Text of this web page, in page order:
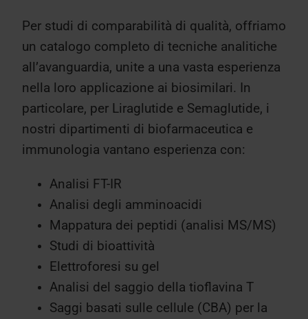
Per studi di comparabilità di qualità, offriamo
un catalogo completo di tecniche analitiche
all’avanguardia, unite a una vasta esperienza
nella loro applicazione ai biosimilari. In
particolare, per Liraglutide e Semaglutide, i
nostri dipartimenti di biofarmaceutica e
immunologia vantano esperienza con:
Analisi FT-IR
Analisi degli amminoacidi
Mappatura dei peptidi (analisi MS/MS)
Studi di bioattività
Elettroforesi su gel
Analisi del saggio della tioflavina T
Saggi basati sulle cellule (CBA) per la